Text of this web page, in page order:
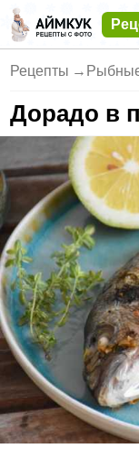
Рецепты →
Дорадо в